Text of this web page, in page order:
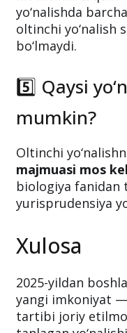
Yo‘q, bu super-
faqatkvotasi
hisobidan
oltinchi yo‘nalish
bo‘lmaydi.
mumkin?
Oltinchi
biologiya fanidan
yurisprudensiya
Xulosa